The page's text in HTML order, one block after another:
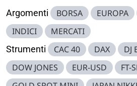
Argomenti BORSA EUROPA
INDICI
MERCATI
Strumenti CAC 40 DAX
DJ
DOW JONES
EUR-USD FT-